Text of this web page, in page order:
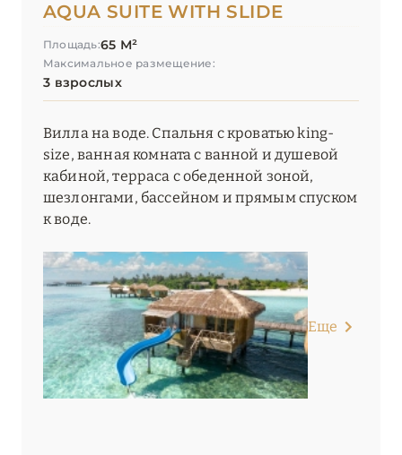
AQUA SUITE WITH SLIDE
Площадь:65 М²
Максимальное размещение:
3 взрослых
Вилла на воде. Спальня с кроватью king-
size, ванная комната с ванной и душевой
кабиной, терраса с обеденной зоной,
шезлонгами, бассейном и прямым спуском
к воде.
Еще